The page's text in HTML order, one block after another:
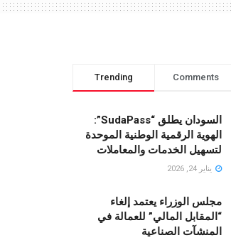
Trending Comments
السودان يطلق “SudaPass”:
الهوية الرقمية الوطنية الموحدة
لتسهيل الخدمات والمعاملات
يناير 24, 2026
مجلس الوزراء يعتمد إلغاء
“المقابل المالي” للعمالة في
المنشآت الصناعية